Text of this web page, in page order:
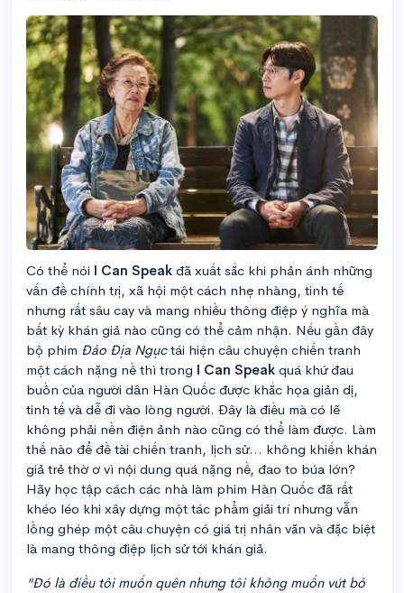
Có thể nói I Can Speak đã xuất sắc khi phản ánh những
vấn đề chính trị, xã hội một cách nhẹ nhàng, tinh tế
nhưng rất sâu cay và mang nhiều thông điệp ý nghĩa mà
bất kỳ khán giả nào cũng có thể cảm nhận. Nếu gần đây
bộ phim Đảo Địa Ngụctái hiện câu chuyện chiến tranh
một cách nặng nề thì trong I Can Speak quá khứ đau
buồn của người dân Hàn Quốc được khắc họa giản dị,
tinh tế và dễ đi vào lòng người. Đây là điều mà có lẽ
không phải nền điện ảnh nào cũng có thể làm được. Làm
thế nào để đề tài chiến tranh, lịch sử... không khiến khán
giả trẻ thờ ơ vì nội dung quá nặng nề, đao to búa lớn?
Hãy học tập cách các nhà làm phim Hàn Quốc đã rất
khéo léo khi xây dựng một tác phẩm giải trí nhưng vẫn
lồng ghép một câu chuyện có giá trị nhân văn và đặc biệt
là mang thông điệp lịch sử tới khán giả.
"Đó là điều tôi muốn quên nhưng tôi không muốn vứt bỏ